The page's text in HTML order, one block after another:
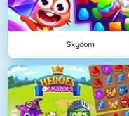
Skydom